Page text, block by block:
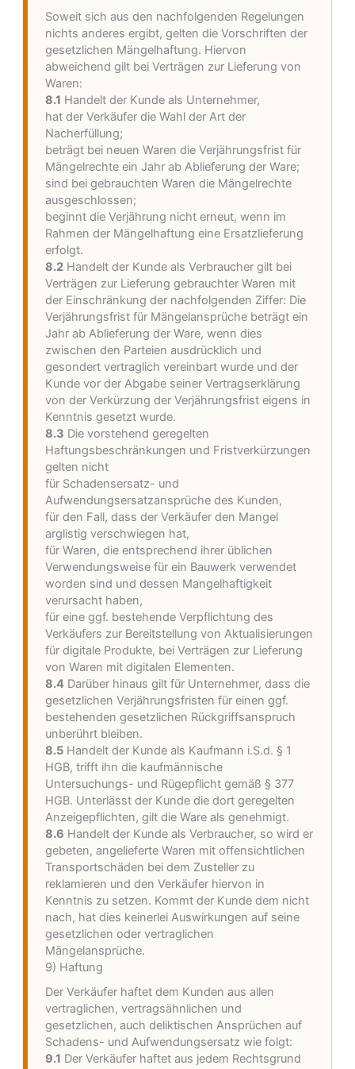
Soweit sich aus den nachfolgenden Regelungen
nichts anderes ergibt, gelten die Vorschriften der
gesetzlichen Mängelhaftung. Hiervon
abweichend gilt bei Verträgen zur Lieferung von
Waren:
8.1 Handelt der Kunde als Unternehmer,
hat der Verkäufer die Wahl der Art der
Nacherfüllung;
beträgt bei neuen Waren die Verjährungsfrist für
Mängelrechte ein Jahr ab Ablieferung der Ware;
sind bei gebrauchten Waren die Mängelrechte
ausgeschlossen;
beginnt die Verjährung nicht erneut, wenn im
Rahmen der Mängelhaftung eine Ersatzlieferung
erfolgt.
8.2 Handelt der Kunde als Verbraucher gilt bei
Verträgen zur Lieferung gebrauchter Waren mit
der Einschränkung der nachfolgenden Ziffer: Die
Verjährungsfrist für Mängelansprüche beträgt ein
Jahr ab Ablieferung der Ware, wenn dies
zwischen den Parteien ausdrücklich und
gesondert vertraglich vereinbart wurde und der
Kunde vor der Abgabe seiner Vertragserklärung
von der Verkürzung der Verjährungsfrist eigens in
Kenntnis gesetzt wurde.
8.3 Die vorstehend geregelten
Haftungsbeschränkungen und Fristverkürzungen
gelten nicht
für Schadensersatz- und
Aufwendungsersatzansprüche des Kunden,
für den Fall, dass der Verkäufer den Mangel
arglistig verschwiegen hat,
für Waren, die entsprechend ihrer üblichen
Verwendungsweise für ein Bauwerk verwendet
worden sind und dessen Mangelhaftigkeit
verursacht haben,
für eine ggf. bestehende Verpflichtung des
Verkäufers zur Bereitstellung von Aktualisierungen
für digitale Produkte, bei Verträgen zur Lieferung
von Waren mit digitalen Elementen.
8.4 Darüber hinaus gilt für Unternehmer, dass die
gesetzlichen Verjährungsfristen für einen ggf.
bestehenden gesetzlichen Rückgriffsanspruch
unberührt bleiben.
8.5 Handelt der Kunde als Kaufmann i.S.d. § 1
HGB, trifft ihn die kaufmännische
Untersuchungs- und Rügepflicht gemäß § 377
HGB. Unterlässt der Kunde die dort geregelten
Anzeigepflichten, gilt die Ware als genehmigt.
8.6 Handelt der Kunde als Verbraucher, so wird er
gebeten, angelieferte Waren mit offensichtlichen
Transportschäden bei dem Zusteller zu
reklamieren und den Verkäufer hiervon in
Kenntnis zu setzen. Kommt der Kunde dem nicht
nach, hat dies keinerlei Auswirkungen auf seine
gesetzlichen oder vertraglichen
Mängelansprüche.
9) Haftung
Der Verkäufer haftet dem Kunden aus allen
vertraglichen, vertragsähnlichen und
gesetzlichen, auch deliktischen Ansprüchen auf
Schadens- und Aufwendungsersatz wie folgt:
9.1 Der Verkäufer haftet aus jedem Rechtsgrund